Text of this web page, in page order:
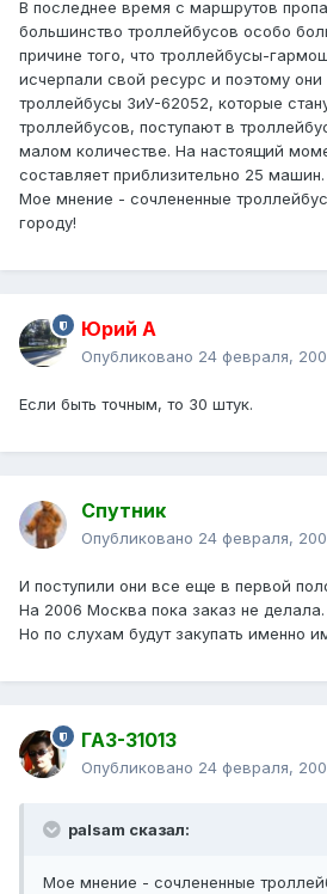
В последнее время с маршрутов
большинство троллейбусов особо
причине того, что троллейбусы-
исчерпали свой ресурс и поэтому
троллейбусы ЗиУ-62052, которые
троллейбусов, поступают в
малом количестве. На настоящий
составляет приблизительно 25 машин.
Мое мнение - сочлененные
городу!
Юрий А
Опубликовано 24 февраля,
Если быть точным, то 30 штук.
Спутник
Опубликовано 24 февраля,
И поступили они все еще в первой
На 2006 Москва пока заказ не делала.
Но по слухам будут закупать именно
ГАЗ-31013
Опубликовано 24 февраля,
palsam сказал:
Мое мнение - сочлененные